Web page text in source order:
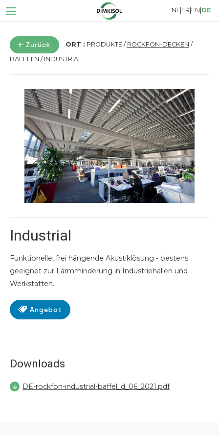
NL |FR|EN|DE
Zurück ORT : PRODUKTE / ROCKFON-DECKEN /
BAFFELN / INDUSTRIAL
Industrial
Funktionelle, frei hängende Akustiklösung - bestens
geeignet zur Lärmminderung in Industriehallen und
Werkstätten.
Angebot
Downloads
DE-rockfon-industrial-baffel_d_06_2021.pdf